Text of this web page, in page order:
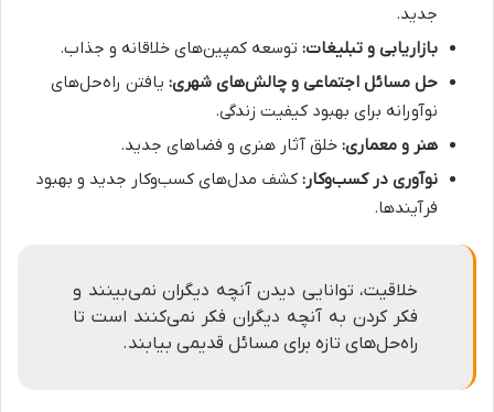
جدید.
بازاریابی و تبلیغات: توسعه کمپین‌های خلاقانه و جذاب.
حل مسائل اجتماعی و چالش‌های شهری: یافتن راه‌حل‌های
نوآورانه برای بهبود کیفیت زندگی.
هنر و معماری: خلق آثار هنری و فضاهای جدید.
نوآوری در کسب‌وکار: کشف مدل‌های کسب‌وکار جدید و بهبود
فرآیندها.
خلاقیت، توانایی دیدن آنچه دیگران نمی‌بینند و
فکر کردن به آنچه دیگران فکر نمی‌کنند است تا
راه‌حل‌های تازه برای مسائل قدیمی بیابند.